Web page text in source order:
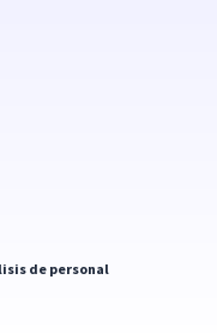
de personal